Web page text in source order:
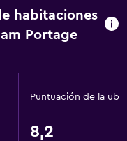
habitaciones
Portage
Puntuación de la
8,2